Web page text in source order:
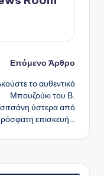
Επόμενο Άρθρο
το αυθεντικό
Μπουζούκι του Β.
ύστερα από
επισκευή…